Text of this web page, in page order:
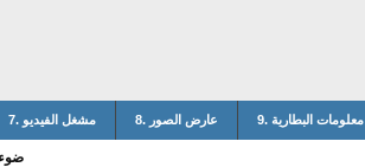
7. مشغل الفيديو 8. عارض الصور 9. معلومات البطارية
ضوء